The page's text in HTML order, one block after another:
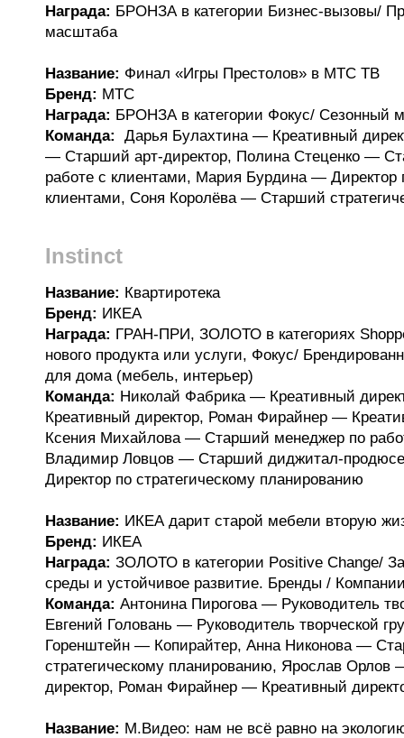
Награда: БРОНЗА в категории Бизнес-вызовы/
масштаба
Название: Финал «Игры Престолов» в МТС ТВ
Бренд: МТС
Награда: БРОНЗА в категории Фокус/ Сезонный
Команда: Дарья Булахтина — Креативный
— Старший арт-директор, Полина Стеценко —
работе с клиентами, Мария Бурдина — Директор
клиентами, Соня Королёва — Старший
Instinct
Название: Квартиротека
Бренд: ИКЕА
Награда: ГРАН-ПРИ, ЗОЛОТО в категориях
нового продукта или услуги, Фокус/
для дома (мебель, интерьер)
Команда: Николай Фабрика — Креативный
Креативный директор, Роман Фирайнер —
Ксения Михайлова — Старший менеджер по
Владимир Ловцов — Старший диджитал-
Директор по стратегическому планированию
Название: ИКЕА дарит старой мебели вторую
Бренд: ИКЕА
Награда: ЗОЛОТО в категории Positive Change/
среды и устойчивое развитие. Бренды /
Команда: Антонина Пирогова — Руководитель
Евгений Головань — Руководитель творческой
Горенштейн — Копирайтер, Анна Никонова —
стратегическому планированию, Ярослав Орлов
директор, Роман Фирайнер — Креативный
Название: М.Видео: нам не всё равно на